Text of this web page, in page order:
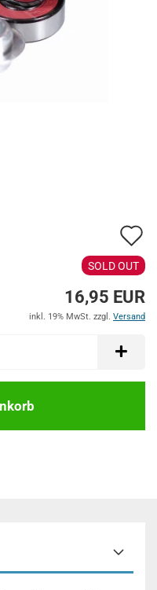
SOLD OUT
16,95 EUR
inkl. 19% MwSt. zzgl. Versand